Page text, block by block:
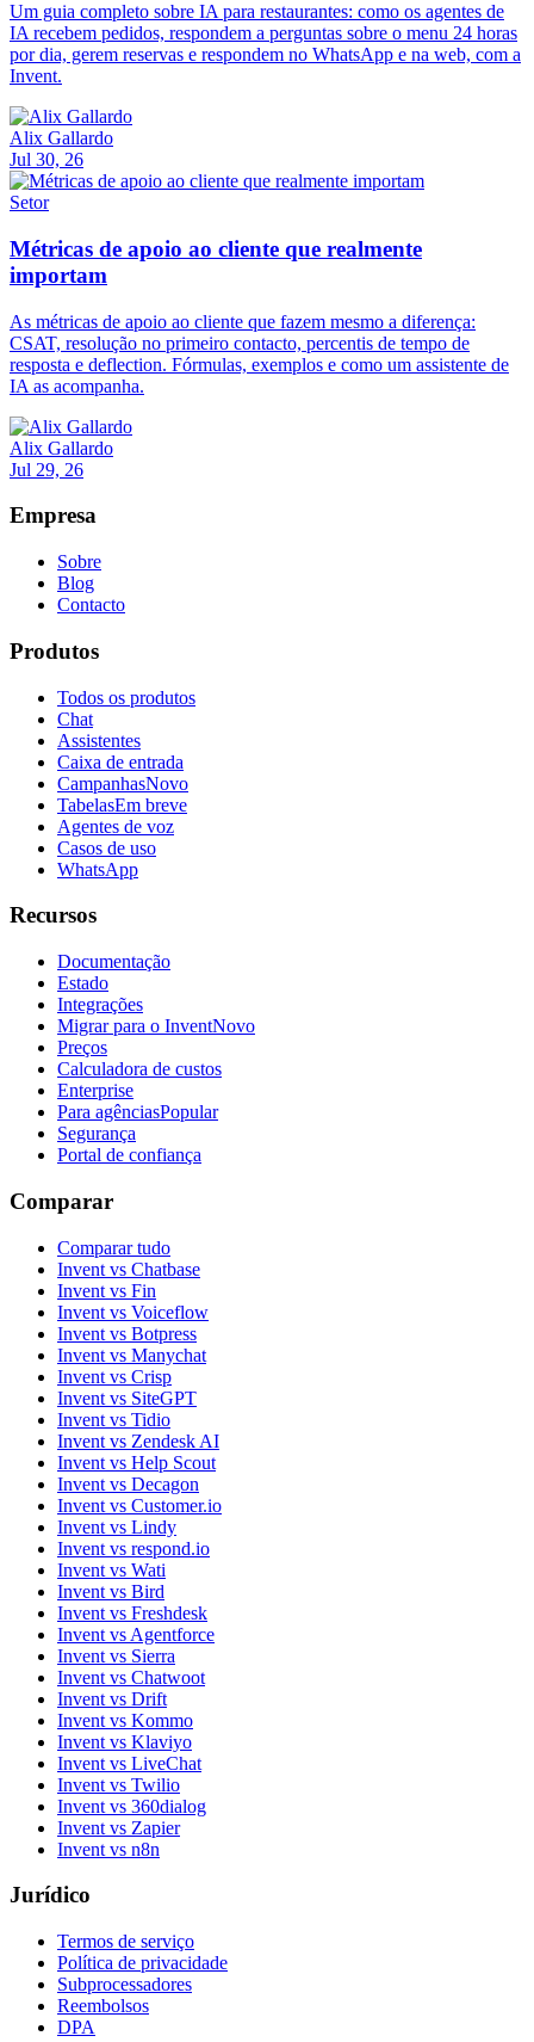
Um guia completo sobre IA para restaurantes: como os agentes de
IA recebem pedidos, respondem a perguntas sobre o menu 24 horas
por dia, gerem reservas e respondem no WhatsApp e na web, com a
Invent.
Alix Gallardo
Jul 30, 26
Setor
Métricas de apoio ao cliente que realmente
importam
As métricas de apoio ao cliente que fazem mesmo a diferença:
CSAT, resolução no primeiro contacto, percentis de tempo de
resposta e deflection. Fórmulas, exemplos e como um assistente de
IA as acompanha.
Alix Gallardo
Jul 29, 26
Empresa
Sobre
Blog
Contacto
Produtos
Todos os produtos
Chat
Assistentes
Caixa de entrada
CampanhasNovo
TabelasEm breve
Agentes de voz
Casos de uso
WhatsApp
Recursos
Documentação
Estado
Integrações
Migrar para o InventNovo
Preços
Calculadora de custos
Enterprise
Para agênciasPopular
Segurança
Portal de confiança
Comparar
Comparar tudo
Invent vs Chatbase
Invent vs Fin
Invent vs Voiceflow
Invent vs Botpress
Invent vs Manychat
Invent vs Crisp
Invent vs SiteGPT
Invent vs Tidio
Invent vs Zendesk AI
Invent vs Help Scout
Invent vs Decagon
Invent vs Customer.io
Invent vs Lindy
Invent vs respond.io
Invent vs Wati
Invent vs Bird
Invent vs Freshdesk
Invent vs Agentforce
Invent vs Sierra
Invent vs Chatwoot
Invent vs Drift
Invent vs Kommo
Invent vs Klaviyo
Invent vs LiveChat
Invent vs Twilio
Invent vs 360dialog
Invent vs Zapier
Invent vs n8n
Jurídico
Termos de serviço
Política de privacidade
Subprocessadores
Reembolsos
DPA